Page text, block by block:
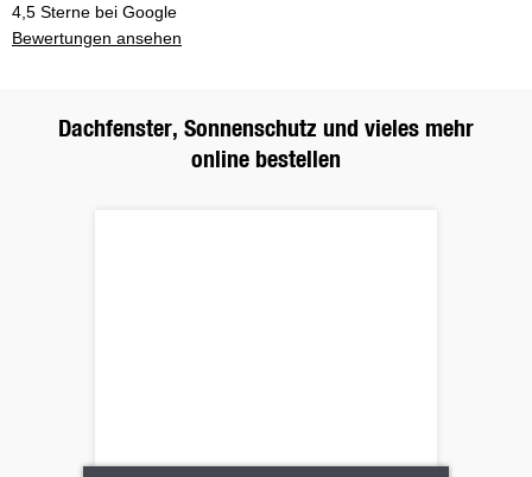
4,5 Sterne bei Google
Bewertungen ansehen
Bewertungen ansehen
Dachfenster, Sonnenschutz und vieles mehr
online bestellen